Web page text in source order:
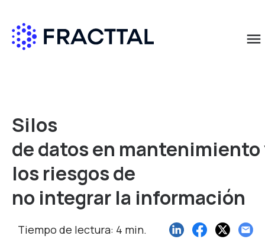
menu
Silos
de datos en mantenimiento
los riesgos de
no integrar la información
Tiempo de lectura: 4 min.